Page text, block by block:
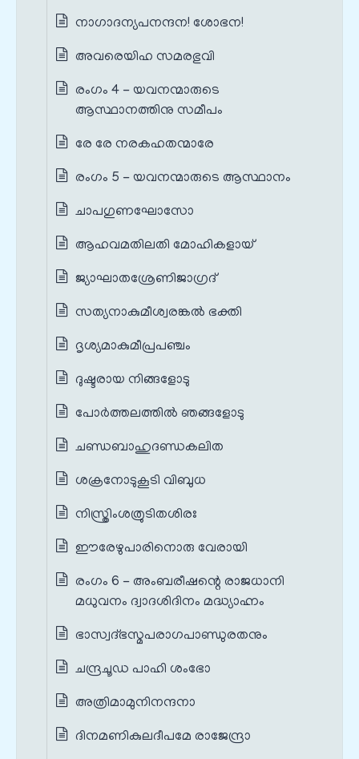
നാഗാദന്യപനന്ദന! ശോഭന!
അവരെയിഹ സമരഭുവി
രംഗം 4 - യവനന്മാരുടെ
ആസ്ഥാനത്തിനു സമീപം
രേ രേ നരകഹതന്മാരേ
രംഗം 5 - യവനന്മാരുടെ ആസ്ഥാനം
ചാപഗുണഘോസോ
ആഹവമതിലതി മോഹികളായ്
ജ്യാഘാതശ്രേണിജാഗ്രദ്‌
സത്യനാകുമീശ്വരങ്കൽ ഭക്തി
ദൃശ്യമാകുമീപ്രപഞ്ചം
ദുഷ്ടരായ നിങ്ങളോടു
പോർത്തലത്തിൽ ഞങ്ങളോടു
ചണ്ഡബാഹുദണ്ഡകലിത
ശക്രനോടുകൂടി വിബുധ
നിസ്ത്രിംശത്രുടിതശിരഃ
ഈരേഴുപാരിനൊരു വേരായി
രംഗം 6 - അംബരീഷന്റെ രാജധാനി
മധുവനം ദ്വാദശിദിനം മദ്ധ്യാഹ്നം
ഭാസ്വദ്ഭസ്മപരാഗപാണ്ഡുരതനും
ചന്ദ്രചൂഡ പാഹി ശംഭോ
അത്രിമാമുനിനന്ദനാ
ദിനമണികുലദീപമേ രാജേന്ദ്രാ